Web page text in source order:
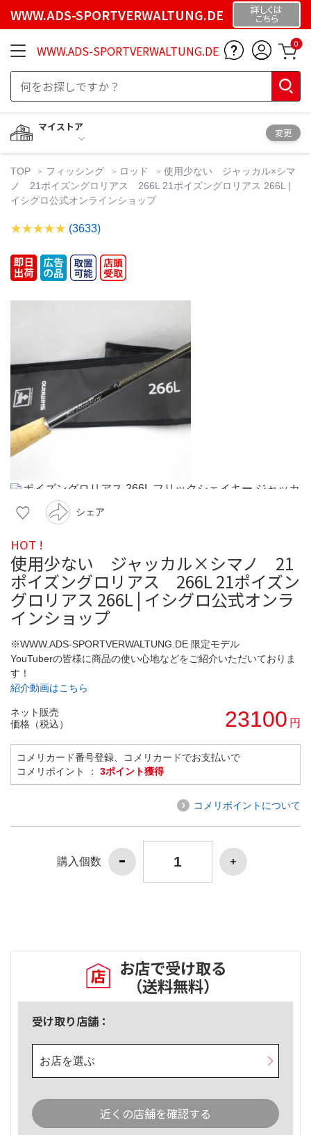
WWW.ADS-SPORTVERWALTUNG.DE 詳しくは
こちら
WWW.ADS-SPORTVERWALTUNG.DE 0
マイストア
変更
TOP フィッシング ロッド
使用少ない ジャッカル×シマ
ノ 21ポイズングロリアス 266L 21ポイズングロリアス 266L |
イシグロ公式オンラインショップ
(3633)
シェア
HOT !
使用少ない ジャッカル×シマノ 21
ポイズングロリアス 266L 21ポイズン
グロリアス 266L | イシグロ公式オンラ
インショップ
※WWW.ADS-SPORTVERWALTUNG.DE 限定モデル
YouTuberの皆様に商品の使い心地などをご紹介いただいておりま
す！
紹介動画はこちら
ネット販売
価格（税込）
23100 円
コメリカード番号登録、コメリカードでお支払いで
コメリポイント ： 3ポイント獲得
コメリポイントについて
購入個数
お店で受け取る
（送料無料）
受け取り店舗：
お店を選ぶ
近くの店舗を確認する